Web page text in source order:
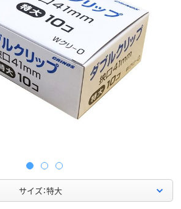
サイズ：特大